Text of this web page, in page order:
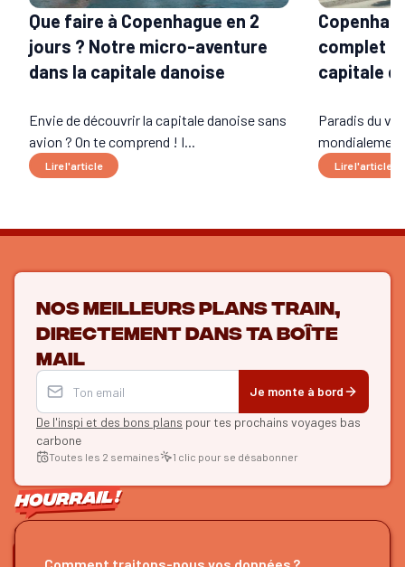
Que faire à Copenhague en 2
jours ? Notre micro-aventure
dans la capitale danoise
Envie de découvrir la capitale danoise sans
avion ? On te comprend ! I...
Lire l'article
complet
capitale
Paradis du
Lire l'article
Nos meilleurs plans train,
directement dans ta boîte
mail
Je monte à bord
De l'inspi et des bons plans pour tes prochains voyages bas
carbone
Toutes les 2 semaines 1 clic pour se désabonner
ON SE SUIT ?